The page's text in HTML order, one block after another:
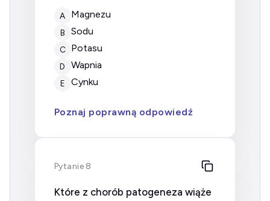
A magnezu
B sodu
C potasu
D wapnia
E cynku
Poznaj poprawną odpowiedź
Pytanie 8
Które z chorób patogeneza wiąże